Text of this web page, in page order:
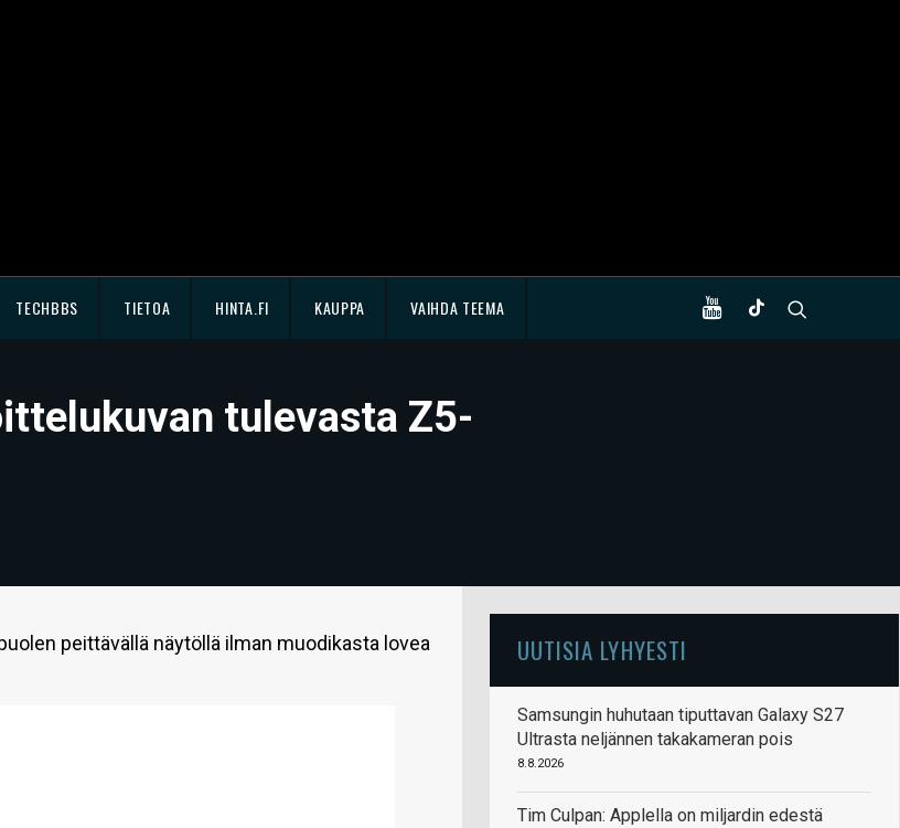
TECHBBS TIETOA HINTA.FI KAUPPA VAIHDA TEEMA
tulevasta Z5-
peittävällä näytöllä ilman muodikasta lovea
UUTISIA LYHYESTI
Samsungin huhutaan tiputtavan Galaxy S27
Ultrasta neljännen takakameran pois
8.8.2026
Tim Culpan: Applella on miljardin edestä